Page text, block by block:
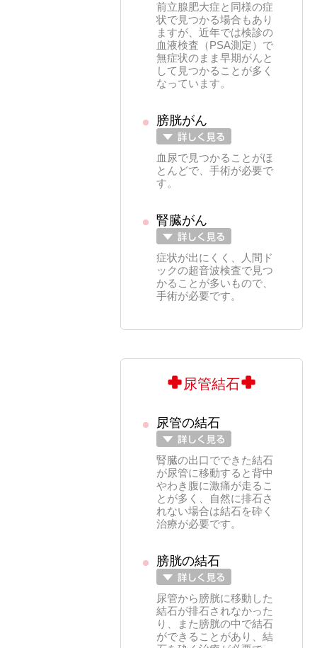
前立腺肥大症と同様の症
状で見つかる場合もあり
ますが、近年では検診の
血液検査（PSA測定）で
無症状のまま早期がんと
して見つかることが多く
なっています。
膀胱がん
血尿で見つかることがほ
とんどで、手術が必要で
す。
腎臓がん
症状が出にくく、人間ド
ックの超音波検査で見つ
かることが多いもので、
手術が必要です。
尿管結石
尿管の結石
腎臓の出口でできた結石
が尿管に移動すると背中
やわき腹に激痛が走るこ
とが多く、自然に排石さ
れない場合は結石を砕く
治療が必要です。
膀胱の結石
尿管から膀胱に移動した
結石が排石されなかった
り、また膀胱の中で結石
ができることがあり、結